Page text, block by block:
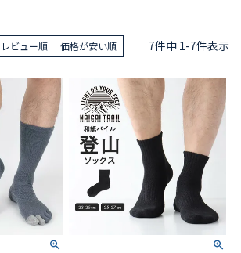
レビュー順 価格が安い順 7件中 1-7件表示